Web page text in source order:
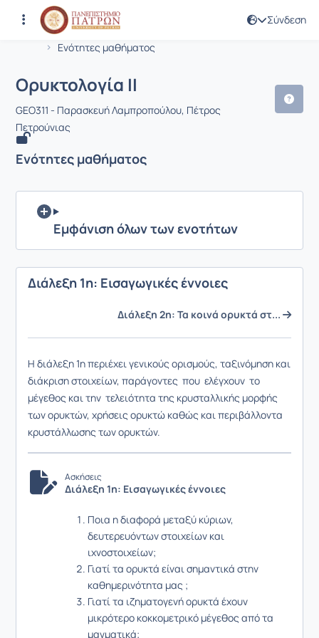
Σύνδεση
Αρχική Σελίδα
Ενότητες μαθήματος
Μάθημα : Ορυκτολογία ΙI
Κωδικός : GEO311
Ορυκτολογία ΙI
GEO311 - Παρασκευή Λαμπροπούλου, Πέτρος
Πετρούνιας
Ενότητες μαθήματος
Εμφάνιση όλων των ενοτήτων
Διάλεξη 1η: Εισαγωγικές έννοιες
Διάλεξη 2η: Τα κοινά ορυκτά στ...
Η διάλεξη 1η περιέχει γενικούς ορισμούς, ταξινόμηση και
διάκριση στοιχείων, παράγοντες που ελέγχουν το
μέγεθος και την τελειότητα της κρυσταλλικής μορφής
των ορυκτών, χρήσεις ορυκτώ καθώς και περιβάλλοντα
κρυστάλλωσης των ορυκτών.
Ασκήσεις
Διάλεξη 1η: Εισαγωγικές έννοιες
Ποια η διαφορά μεταξύ κύριων,
δευτερευόντων στοιχείων και
ιχνοστοιχείων;
Γιατί τα ορυκτά είναι σημαντικά στην
καθημερινότητα μας ;
Γιατί τα ιζηματογενή ορυκτά έχουν
μικρότερο κοκκομετρικό μέγεθος από τα
μαγματικά;